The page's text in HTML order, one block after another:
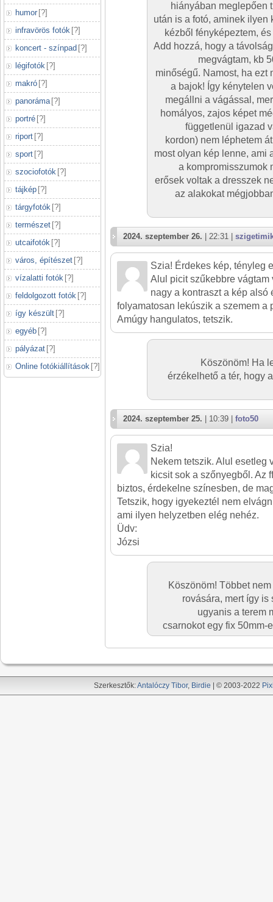
humor [?]
infravörös fotók [?]
koncert - színpad [?]
légifotók [?]
makró [?]
panoráma [?]
portré [?]
riport [?]
sport [?]
szociofotók [?]
tájkép [?]
tárgyfotók [?]
természet [?]
utcaifotók [?]
város, építészet [?]
vízalatti fotók [?]
feldolgozott fotók [?]
így készült [?]
egyéb [?]
pályázat [?]
Online fotókiállítások [?]
hiányában meglepően
után is a fotó, aminek ilyen
kézből fényképeztem,
Add hozzá, hogy a
megvágtam, kb
minőségű. Namost, ha ezt
a bajok! Így kénytelen
megállni a vágással,
homályos, zajos képet
függetlenül igazad
kordon) nem léphetem
most olyan kép lenne, ami
a kompromisszumok
erősek voltak a dresszek
az alakokat
2024. szeptember 26. | 22:31 |
Szia! Érdekes kép, tényleg
Alul picit szűkebbre vágtam
nagy a kontraszt a kép alsó
folyamatosan lekúszik a szemem a
Amúgy hangulatos, tetszik.
Köszönöm! Ha
érzékelhető a tér, hogy
2024. szeptember 25. | 10:39 | foto50
Szia!
Nekem tetszik. Alul esetleg
kicsit sok a szőnyegből. Az
biztos, érdekelne színesben, de
Tetszik, hogy igyekeztél nem
ami ilyen helyzetben elég nehéz.
Üdv:
Józsi
Köszönöm! Többet
rovására, mert így is
ugyanis a terem
csarnokot egy fix 50mm-
Szerkesztők:Antalóczy Tibor, Birdie | © 2003-2022